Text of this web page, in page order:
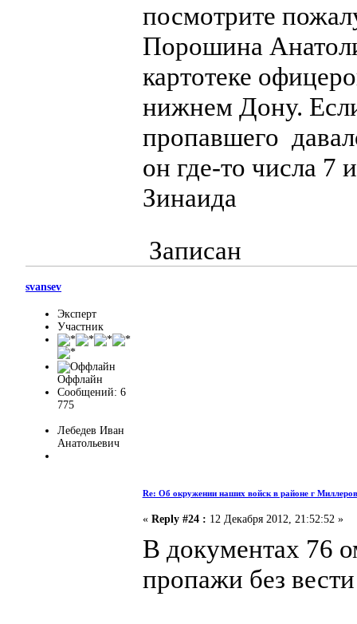
посмотрите
Порошина
картотеке
нижнем Дону.
пропавшего
он где-то числа 7
Зинаида
Записан
svansev
Эксперт
Участник
Оффлайн
Сообщений: 6
775
Лебедев Иван
Анатольевич
Re: Об окружении наших войск в районе г
« Reply #24 : 12 Декабря 2012, 21:52:52 »
В документах 76
пропажи без